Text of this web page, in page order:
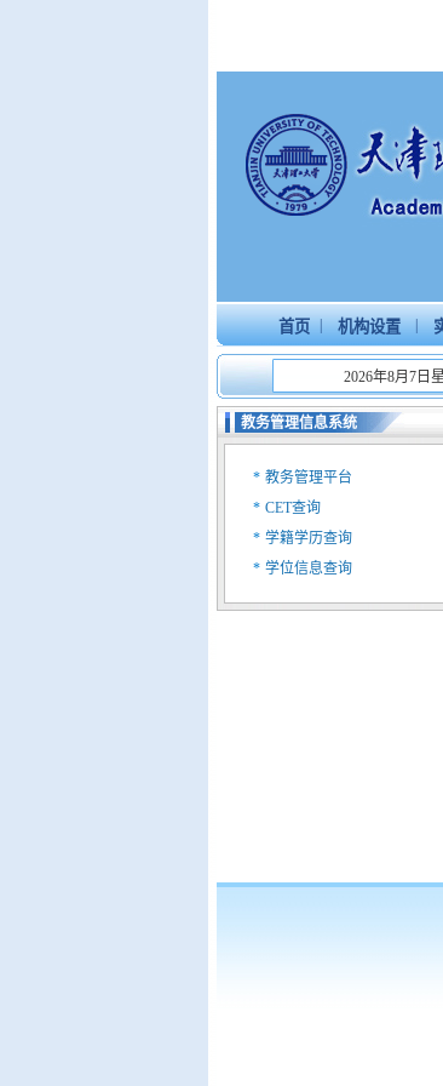
首页 | 机构设置 |
2026年8月7日
教务管理信息系统
* 教务管理平台
* CET查询
* 学籍学历查询
* 学位信息查询